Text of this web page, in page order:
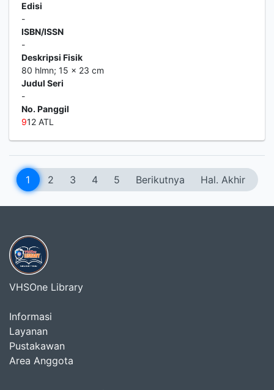
Edisi
-
ISBN/ISSN
-
Deskripsi Fisik
80 hlmn; 15 x 23 cm
Judul Seri
-
No. Panggil
912 ATL
1 2 3 4 5 Berikutnya Hal. Akhir
VHSOne Library
Informasi
Layanan
Pustakawan
Area Anggota